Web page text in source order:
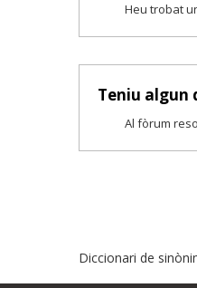
Heu trobat
Teniu algun
Al fòrum
Diccionari de